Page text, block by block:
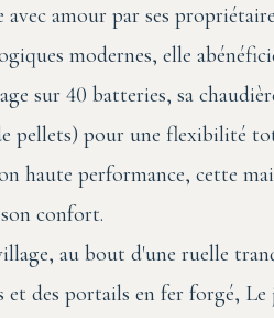
avec amour par ses
modernes, elle
sur 40 batteries, sa
pellets) pour une flexibilité
haute performance, cette
confort.
au bout d'une ruelle
des portails en fer forgé,